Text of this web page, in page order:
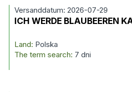
Versanddatum: 2026-07-29
ICH WERDE BLAUBEEREN
Land: Polska
The term search: 7 dni